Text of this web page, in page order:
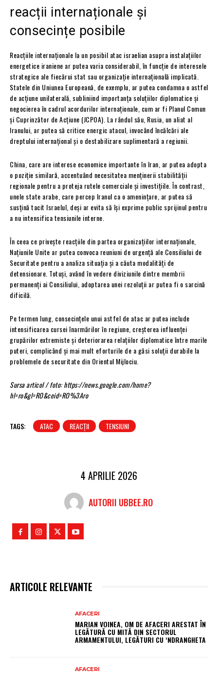
reacții internaționale și
consecințe posibile
Reacțiile internaționale la un posibil atac israelian asupra instalațiilor
energetice iraniene ar putea varia considerabil, în funcție de interesele
strategice ale fiecărui stat sau organizație internațională implicată.
Statele din Uniunea Europeană, de exemplu, ar putea condamna o astfel
de acțiune unilaterală, subliniind importanța soluțiilor diplomatice și
negocierea în cadrul acordurilor internaționale, cum ar fi Planul Comun
și Cuprinzător de Acțiune (JCPOA). La rândul său, Rusia, un aliat al
Iranului, ar putea să critice energic atacul, invocând încălcări ale
dreptului internațional și o destabilizare suplimentară a regiunii.
China, care are interese economice importante în Iran, ar putea adopta
o poziție similară, accentuând necesitatea menținerii stabilității
regionale pentru a proteja rutele comerciale și investițiile. În contrast,
unele state arabe, care percep Iranul ca o amenințare, ar putea să
susțină tacit Israelul, deși ar evita să își exprime public sprijinul pentru
a nu intensifica tensiunile interne.
În ceea ce privește reacțiile din partea organizațiilor internaționale,
Națiunile Unite ar putea convoca reuniuni de urgență ale Consiliului de
Securitate pentru a analiza situația și a căuta modalități de
detensionare. Totuși, având în vedere diviziunile dintre membrii
permanenți ai Consiliului, adoptarea unei rezoluții ar putea fi o sarcină
dificilă.
Pe termen lung, consecințele unui astfel de atac ar putea include
intensificarea cursei înarmărilor în regiune, creșterea influenței
grupărilor extremiste și deteriorarea relațiilor diplomatice între marile
puteri, complicând și mai mult eforturile de a găsi soluții durabile la
problemele de securitate din Orientul Mijlociu.
Sursa articol / foto: https://news.google.com/home?
hl=ro&gl=RO&ceid=RO%3Aro
TAGS: ATAC REACȚII TENSIUNI
4 APRILIE 2026
AUTORII UBBEE.RO
ARTICOLE RELEVANTE
AFACERI
MARIAN VOINEA, OM DE AFACERI ARESTAT ÎN
LEGĂTURĂ CU MITĂ DIN SECTORUL
ARMAMENTULUI, LEGĂTURI CU ‘NDRANGHETA
AFACERI